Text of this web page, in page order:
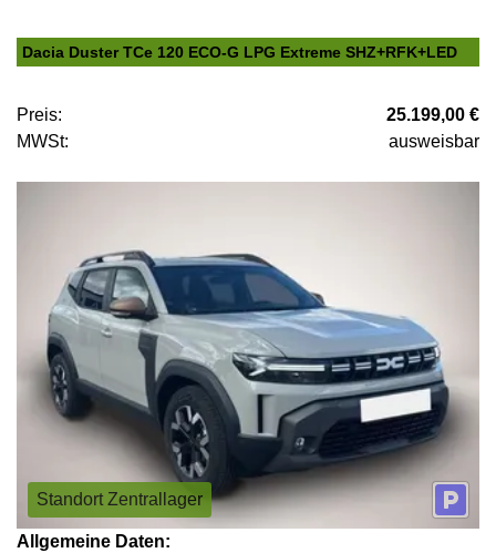
Dacia Duster TCe 120 ECO-G LPG Extreme SHZ+RFK+LED
Preis:
25.199,00 €
MWSt:
ausweisbar
Standort Zentrallager
Allgemeine Daten: